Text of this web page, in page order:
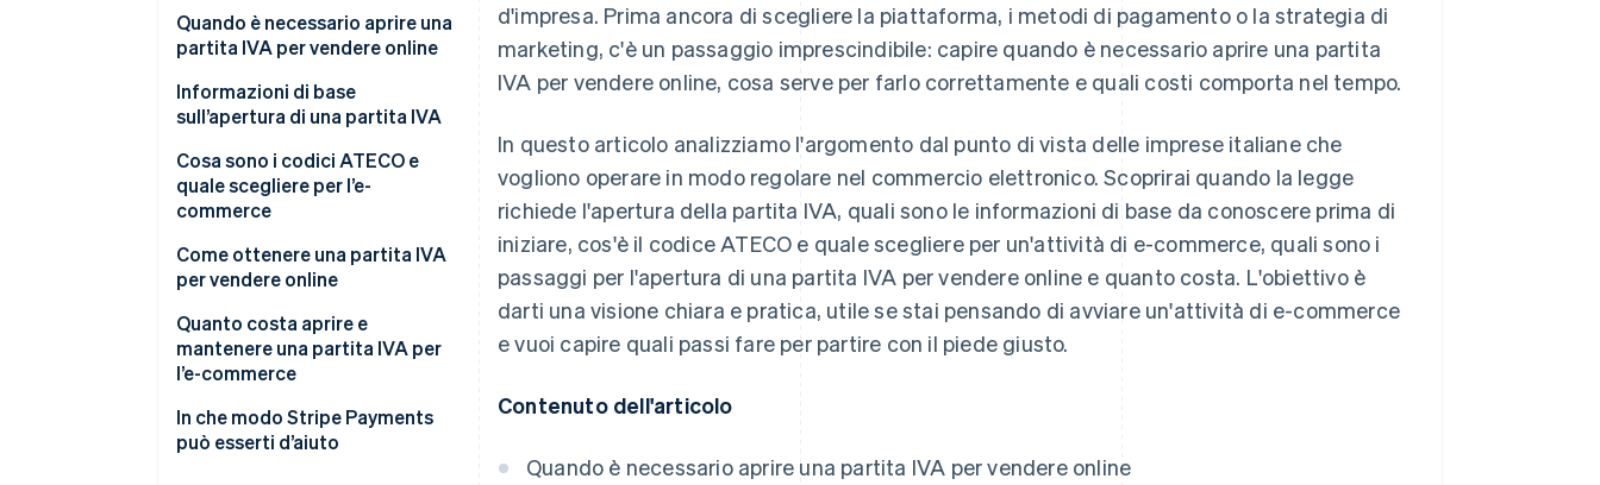
Quando è necessario aprire una
partita IVA per vendere online
Qual è il limite di vendite online
senza partita IVA?
Cosa succede se apro un e-
commerce senza partita IVA?
Informazioni di base
sull’apertura di una partita IVA
Scelta della forma giuridica
Scelta del regime fiscale
Cosa sono i codici ATECO e
quale scegliere per l’e-
commerce
Come ottenere una partita IVA
per vendere online
Come richiedere l’apertura della
partita IVA
comunicare
Passi successivi all’apertura
Quanto costa aprire e
mantenere una partita IVA per
l’e-commerce
Costi di apertura
Costi di gestione annuali
In che modo Stripe Payments
può esserti d’aiuto
d'impresa. Prima ancora di scegliere la piattaforma, i metodi di pagamento o la strategia di
marketing, c'è un passaggio imprescindibile: capire quando è necessario aprire una partita
IVA per vendere online, cosa serve per farlo correttamente e quali costi comporta nel tempo.
In questo articolo analizziamo l'argomento dal punto di vista delle imprese italiane che
vogliono operare in modo regolare nel commercio elettronico. Scoprirai quando la legge
richiede l'apertura della partita IVA, quali sono le informazioni di base da conoscere prima di
iniziare, cos'è il codice ATECO e quale scegliere per un'attività di e-commerce, quali sono i
passaggi per l'apertura di una partita IVA per vendere online e quanto costa. L'obiettivo è
darti una visione chiara e pratica, utile se stai pensando di avviare un'attività di e-commerce
e vuoi capire quali passi fare per partire con il piede giusto.
Contenuto dell'articolo
Quando è necessario aprire una partita IVA per vendere online